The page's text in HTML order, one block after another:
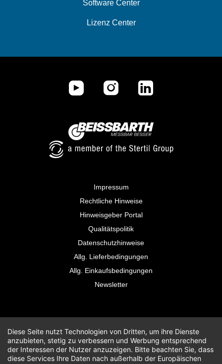
Software Center
Lizenz Center
Impressum
Rechtliche Hinweise
Hinweisgeber Portal
Qualitätspolitik
Datenschutzhinweise
Allg. Lieferbedingungen
Allg. Einkaufsbedingungen
Newsletter
Diese Seite nutzt Technologien von Dritten, um ihre Dienste
anzubieten, stetig zu verbessern und Werbung entsprechend
der Interessen der Nutzer anzuzeigen. Bitte beachten Sie, dass
diese Services Ihre Daten nach außerhalb der Europäischen